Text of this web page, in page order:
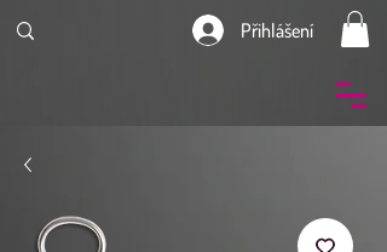
Přihlášení